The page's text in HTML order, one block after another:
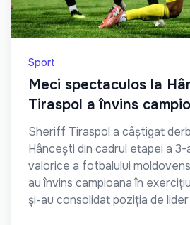
Sport
Meci spectaculos la
Tiraspol a învins
Sheriff Tiraspol a câștigat
Hâncești din cadrul etapei a 3-
valorice a fotbalului
au învins campioana în
și-au consolidat poziția de